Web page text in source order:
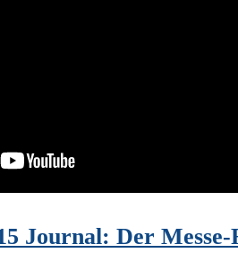
Journal: Der